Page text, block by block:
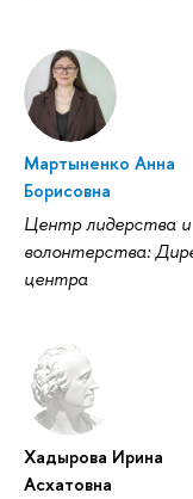
Мартыненко Анна
Борисовна
Центр лидерства и
волонтерства:
центра
Хадырова Ирина
Асхатовна